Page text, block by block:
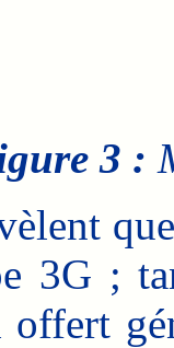
3 :
3G ;